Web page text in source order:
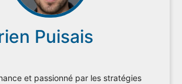
Puisais
et passionné par les stratégies